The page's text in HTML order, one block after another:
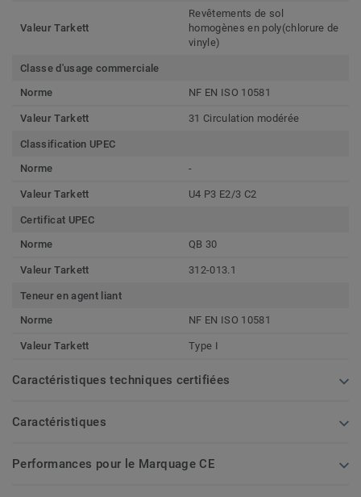
Valeur Tarkett
Revêtements de sol
homogènes en poly(chlorure de
vinyle)
Classe d'usage commerciale
Norme
NF EN ISO 10581
Valeur Tarkett 31 Circulation modérée
Classification UPEC
Norme
-
Valeur Tarkett U4 P3 E2/3 C2
Certificat UPEC
Norme
QB 30
Valeur Tarkett 312-013.1
Teneur en agent liant
Norme
NF EN ISO 10581
Valeur Tarkett Type I
Caractéristiques techniques certifiées
Caractéristiques
Performances pour le Marquage CE